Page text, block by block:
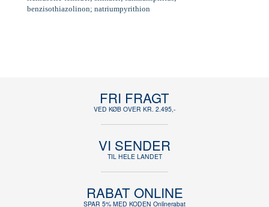
benzisothiazolinon; natriumpyrithion
FRI FRAGT
VED KØB OVER KR. 2.495,-
VI SENDER
TIL HELE LANDET
RABAT ONLINE
SPAR 5% MED KODEN Onlinerabat